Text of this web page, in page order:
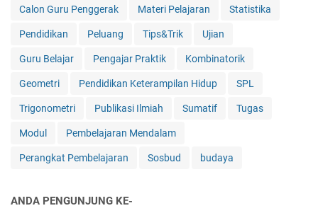
Calon Guru Penggerak Materi Pelajaran Statistika
Pendidikan Peluang Tips&Trik Ujian
Guru Belajar Pengajar Praktik Kombinatorik
Geometri Pendidikan Keterampilan Hidup SPL
Trigonometri Publikasi Ilmiah Sumatif Tugas
Modul Pembelajaran Mendalam
Perangkat Pembelajaran Sosbud budaya
ANDA PENGUNJUNG KE-